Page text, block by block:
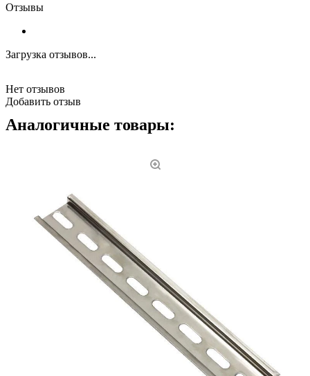
Отзывы
Загрузка отзывов...
Нет отзывов
Добавить отзыв
Аналогичные товары: